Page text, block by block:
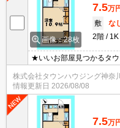
画像：28枚
7.5万
敷
な
2階
1K
★いいお部屋見つかるタウ
ご相談ください♪★
株式会社タウンハウジング神奈
情報更新日 2026/08/08
7.5万